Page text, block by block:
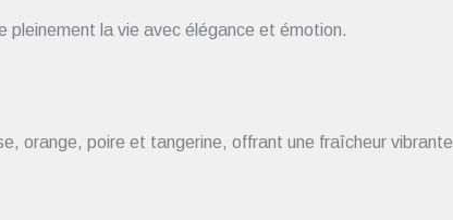
pleinement la vie avec élégance et émotion.
orange, poire et tangerine, offrant une fraîcheur vibrante